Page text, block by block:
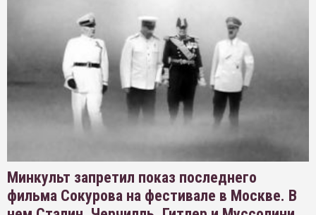
Минкульт запретил показ последнего
фильма Сокурова на фестивале в Москве. В